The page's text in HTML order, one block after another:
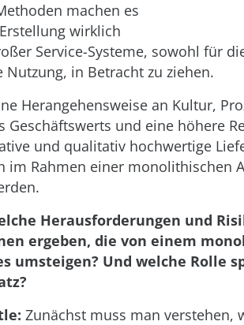
machen es
wirklich
Service-Systeme, sowohl für
Nutzung, in Betracht zu ziehen.
Herangehensweise an Kultur,
Geschäftswerts und eine höhere
und qualitativ hochwertige
im Rahmen einer monolithischen
Herausforderungen und
ergeben, die von einem
umsteigen? Und welche Rolle
Zunächst muss man verstehen,